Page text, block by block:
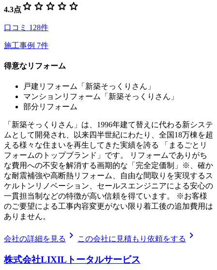
4.3点 star star star star star
口コミ 128件
施工事例 7件
得意なリフォーム
戸建リフォーム「新築そっくりさん」
マンションリフォーム「新築そっくりさん」
部分リフォーム
「新築そっくりさん」は、1996年建て替えに代わる新システ
ムとして開発され、以来四半世紀にわたり、全国18万棟を超
える様々な住まいを再生してきた実績を誇る 「まるごとリ
フォームのトップブランド」です。 リフォームでありがち
な費用への不安を解消する画期的な「完全定価制」※、確か
な耐震補強や高断熱リフォーム、自由な間取りを実現するス
ケルトンリノベーション、セールスエンジニアによる安心の
一貫担当制などの特徴が高い信頼を得ています。 ※お客様
のご要望による工事内容変更がない限り着工後の追加費用は
ありません。
会社の詳細を見る chevron_right この会社に見積もり依頼をする chevron_right
株式会社LIXILトータルサービス